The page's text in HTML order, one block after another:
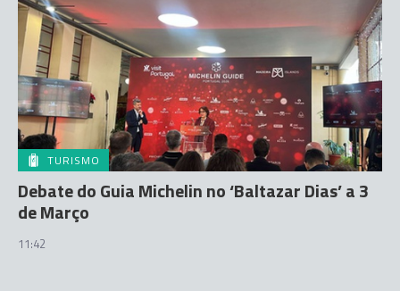
TURISMO
Debate do Guia Michelin no ‘Baltazar Dias’ a 3
de Março
11:42